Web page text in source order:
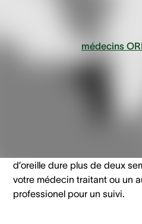
médecins
sans prévenir, les personnes
d’oreille dure plus de deux
votre médecin traitant ou un
professionel pour un suivi.